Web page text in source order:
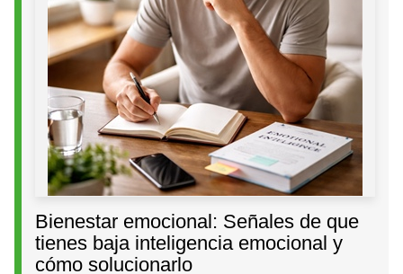
Bienestar emocional: Señales de que
tienes baja inteligencia emocional y
cómo solucionarlo